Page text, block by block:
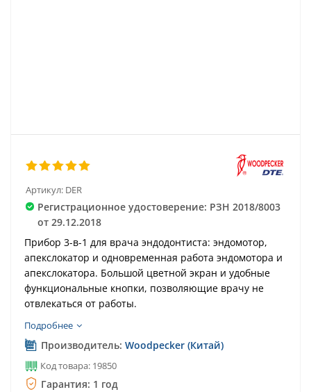
Артикул: DER
Регистрационное удостоверение: РЗН 2018/8003
от 29.12.2018
Прибор 3-в-1 для врача эндодонтиста: эндомотор,
апекслокатор и одновременная работа эндомотора и
апекслокатора. Большой цветной экран и удобные
функциональные кнопки, позволяющие врачу не
отвлекаться от работы.
Подробнее
Производитель: Woodpecker (Китай)
Код товара: 19850
Гарантия: 1 год